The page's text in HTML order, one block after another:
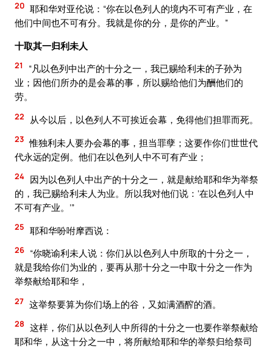
20 耶和华对亚伦说：“你在以色列人的境内不可有产业，在
他们中间也不可有分。我就是你的分，是你的产业。”
十取其一归利未人
21
“凡以色列中出产的十分之一，我已赐给利未的子孙为
业；因他们所办的是会幕的事，所以赐给他们为酬他们的
劳。
22 从今以后，以色列人不可挨近会幕，免得他们担罪而死。
23 惟独利未人要办会幕的事，担当罪孽；这要作你们世世代
代永远的定例。他们在以色列人中不可有产业；
24 因为以色列人中出产的十分之一，就是献给耶和华为举祭
的，我已赐给利未人为业。所以我对他们说：‘在以色列人中
不可有产业。’”
25 耶和华吩咐摩西说：
26 “你晓谕利未人说：你们从以色列人中所取的十分之一，
就是我给你们为业的，要再从那十分之一中取十分之一作为
举祭献给耶和华，
27 这举祭要算为你们场上的谷，又如满酒醡的酒。
28 这样，你们从以色列人中所得的十分之一也要作举祭献给
耶和华，从这十分之一中，将所献给耶和华的举祭归给祭司